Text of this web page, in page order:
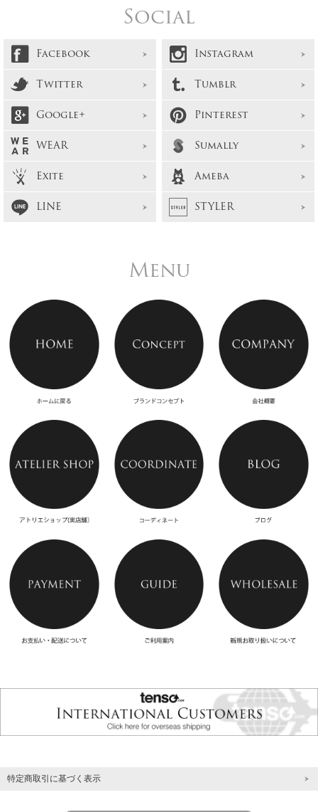
Social
Facebook
Instagram
Twitter
Tumblr
Google+
Pinterest
WEAR
Sumally
Exite
Ameba
LINE
STYLER
Menu
特定商取引に基づく表示